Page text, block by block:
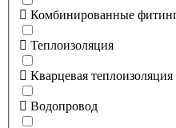
Комбинированные
Теплоизоляция
Кварцевая
Водопровод